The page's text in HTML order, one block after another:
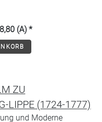
(A) *
ZU
LIPPE (1724-1777)
und Moderne